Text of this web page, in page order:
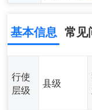
基本信息 常见
行使
层级
县级